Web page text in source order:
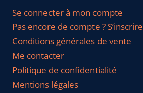
Se connecter à mon compte
Pas encore de compte ? S’inscrire
Conditions générales de vente
Me contacter
Politique de confidentialité
Mentions légales